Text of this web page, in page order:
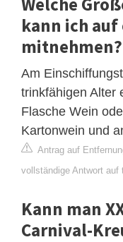
kann ich
mitnehmen?
Am
trinkfähigen Alter
Flasche Wein
Kartonwein und
Antrag auf
vollständige Antwort auf
Kann man
Carnival-